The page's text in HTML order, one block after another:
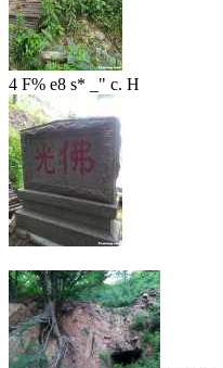
4 F% e8 s* _" c. H